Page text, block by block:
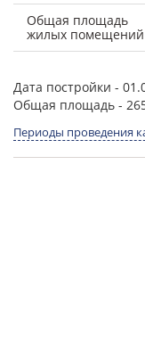
Общая площадь
жилых помещений
Дата постройки -
Общая площадь -
Периоды проведения